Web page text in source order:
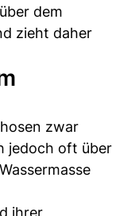
dem
zieht daher
zwar
jedoch oft über
ihrer